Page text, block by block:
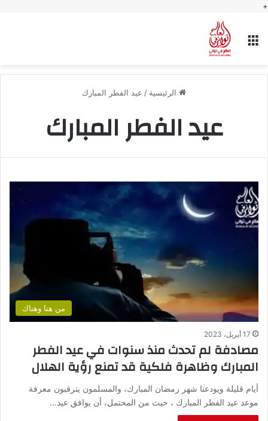
+
القائمة
الرئيسية / عيد الفطر المبارك
عيد الفطر المبارك
من هنا وهناك
17 أبريل، 2023
مصادفة لم تحدث منذ سنوات في عيد الفطر
المبارك وظاهرة فلكية قد تمنع رؤية الهلال
أيام قليلة ويودعنا شهر رمضان المبارك، والمسلمون يترقبون معرفة
موعد عيد الفطر المبارك ، حيث من المحتمل، أن يوافق عيد…